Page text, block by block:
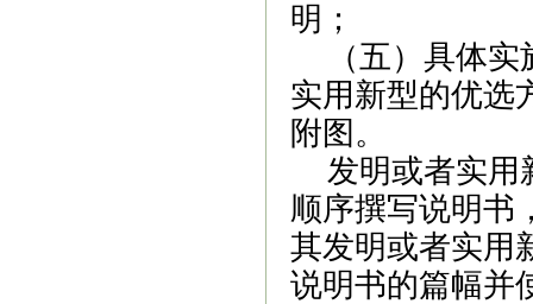
明；
（五）具体
实用新型的优选
附图。
发明或者实用
顺序撰写说明书
其发明或者实用
说明书的篇幅并